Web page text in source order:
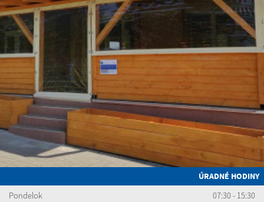
ÚRADNÉ HODINY
Pondelok
07:30 - 15:30